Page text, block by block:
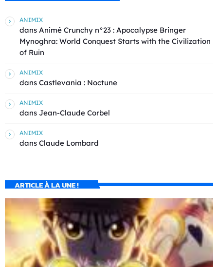
ANIMIX
dans Animé Crunchy n°23 : Apocalypse Bringer
Mynoghra: World Conquest Starts with the Civilization
of Ruin
ANIMIX
dans Castlevania : Noctune
ANIMIX
dans Jean-Claude Corbel
ANIMIX
dans Claude Lombard
ARTICLE À LA UNE !